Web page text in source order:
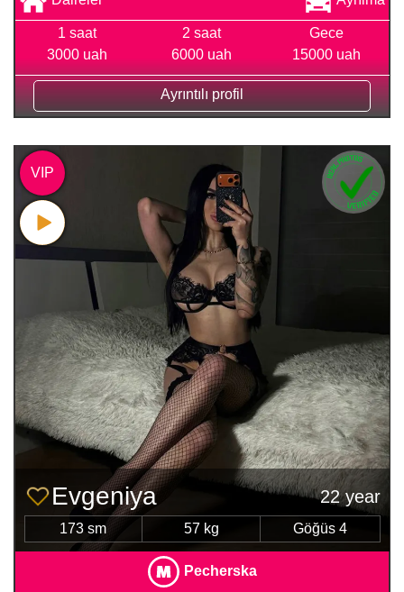
1 saat
3000 uah
2 saat
6000 uah
Gece
15000 uah
Ayrıntılı profil
Evgeniya 22 year
173 sm 57 kg Göğüs 4
Pecherska
VIP